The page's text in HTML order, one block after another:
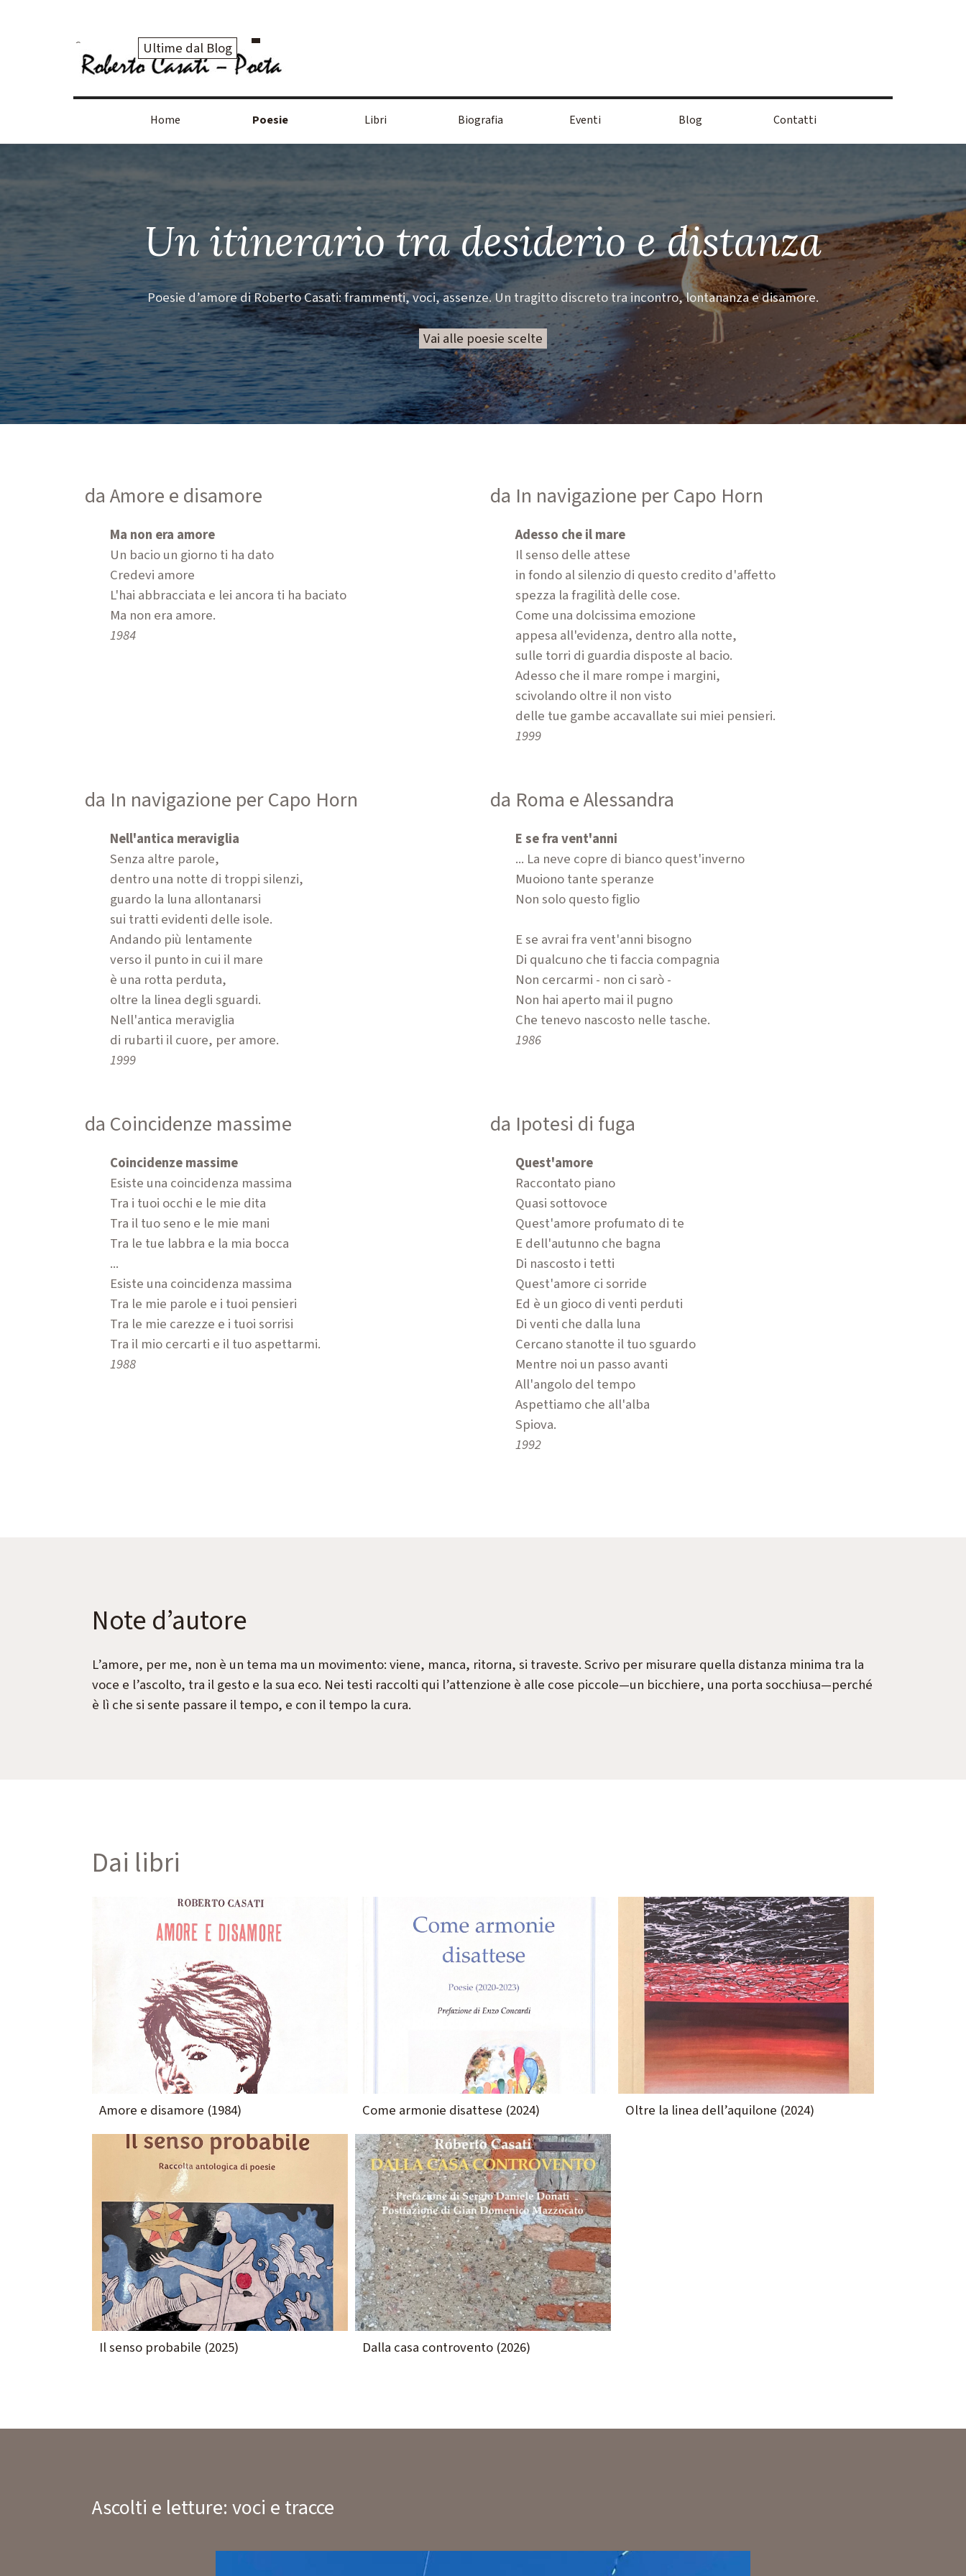
Ultime dal Blog
Salta menù
Home Poesie ▼
Libri ▼
Biografia Eventi Blog Contatti
Un itinerario tra desiderio e distanza
Poesie d’amore di Roberto Casati: frammenti, voci, assenze. Un tragitto discreto tra incontro, lontananza e disamore.
Vai alle poesie scelte
da Amore e disamore
Ma non era amore
Un bacio un giorno ti ha dato
Credevi amore
L'hai abbracciata e lei ancora ti ha baciato
Ma non era amore.
1984
da In navigazione per Capo Horn
Adesso che il mare
Il senso delle attese
in fondo al silenzio di questo credito d'affetto
spezza la fragilità delle cose.
Come una dolcissima emozione
appesa all'evidenza, dentro alla notte,
sulle torri di guardia disposte al bacio.
Adesso che il mare rompe i margini,
scivolando oltre il non visto
delle tue gambe accavallate sui miei pensieri.
1999
da In navigazione per Capo Horn
Nell'antica meraviglia
Senza altre parole,
dentro una notte di troppi silenzi,
guardo la luna allontanarsi
sui tratti evidenti delle isole.
Andando più lentamente
verso il punto in cui il mare
è una rotta perduta,
oltre la linea degli sguardi.
Nell'antica meraviglia
di rubarti il cuore, per amore.
1999
da Roma e Alessandra
E se fra vent'anni
... La neve copre di bianco quest'inverno
Muoiono tante speranze
Non solo questo figlio
E se avrai fra vent'anni bisogno
Di qualcuno che ti faccia compagnia
Non cercarmi - non ci sarò -
Non hai aperto mai il pugno
Che tenevo nascosto nelle tasche.
1986
da Coincidenze massime
Coincidenze massime
Esiste una coincidenza massima
Tra i tuoi occhi e le mie dita
Tra il tuo seno e le mie mani
Tra le tue labbra e la mia bocca
...
Esiste una coincidenza massima
Tra le mie parole e i tuoi pensieri
Tra le mie carezze e i tuoi sorrisi
Tra il mio cercarti e il tuo aspettarmi.
1988
da Ipotesi di fuga
Quest'amore
Raccontato piano
Quasi sottovoce
Quest'amore profumato di te
E dell'autunno che bagna
Di nascosto i tetti
Quest'amore ci sorride
Ed è un gioco di venti perduti
Di venti che dalla luna
Cercano stanotte il tuo sguardo
Mentre noi un passo avanti
All'angolo del tempo
Aspettiamo che all'alba
Spiova.
1992
Note d’autore
L’amore, per me, non è un tema ma un movimento: viene, manca, ritorna, si traveste. Scrivo per misurare quella distanza minima tra la
voce e l’ascolto, tra il gesto e la sua eco. Nei testi raccolti qui l’attenzione è alle cose piccole—un bicchiere, una porta socchiusa—perché
è lì che si sente passare il tempo, e con il tempo la cura.
Dai libri
Amore e disamore (1984) Come armonie disattese (2024)
Come armonie disattese
Oltre la linea dell’aquilone (2024)
Il senso probabile (2025) Dalla casa controvento (2026)
Dalla casa controvento
(2026)
Un itinerario attraverso la
memoria personale e
collettiva.
Vai alla scheda
Ascolti e letture: voci e tracce